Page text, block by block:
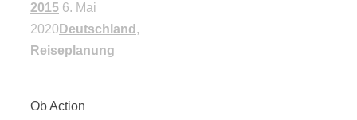
2015 6. Mai
2020 Deutschland ,
Reiseplanung
Ob Action